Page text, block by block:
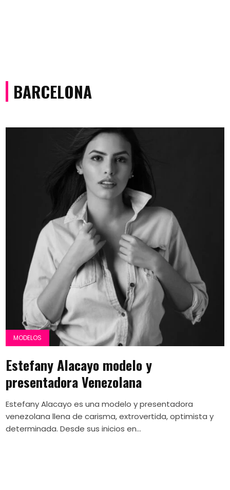
BARCELONA
MODELOS
Estefany Alacayo modelo y
presentadora Venezolana
Estefany Alacayo es una modelo y presentadora
venezolana llena de carisma, extrovertida, optimista y
determinada. Desde sus inicios en...